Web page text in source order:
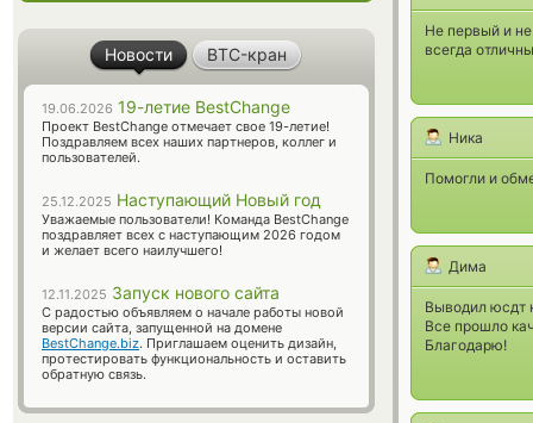
Не первый и
всегда
Ника
Помогли и
Дима
Выводил юсдт
Все прошло
Благодарю!
Новости BTC-кран
19.06.2026 19-летие BestChange
Проект BestChange отмечает свое 19-летие!
Поздравляем всех наших партнеров, коллег и
пользователей.
25.12.2025 Наступающий Новый год
Уважаемые пользователи! Команда BestChange
поздравляет всех с наступающим 2026 годом
и желает всего наилучшего!
12.11.2025 Запуск нового сайта
С радостью объявляем о начале работы новой
версии сайта, запущенной на домене
BestChange.biz. Приглашаем оценить дизайн,
протестировать функциональность и оставить
обратную связь.